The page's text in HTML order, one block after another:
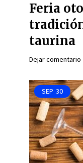
Feria
taurina
Dejar comentario
SEP 30